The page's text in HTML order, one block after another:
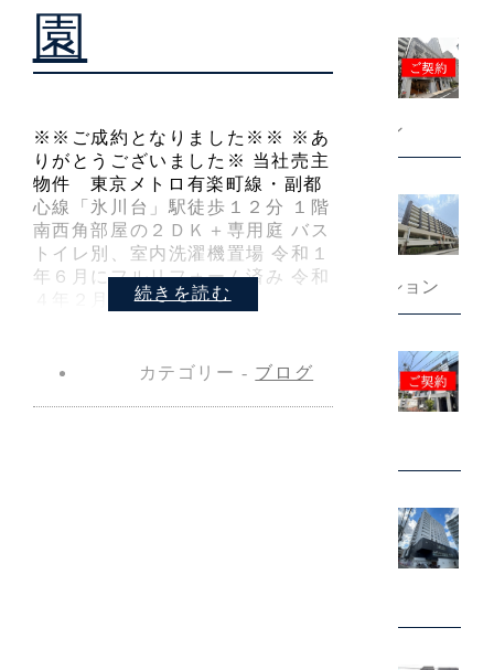
園
※※ご成約となりました※※ ※あ
りがとうございました※ 当社売主
物件 東京メトロ有楽町線・副都
心線「氷川台」駅徒歩１２分 １階
南西角部屋の２ＤＫ＋専用庭 バス
トイレ別、室内洗濯機置場 令和１
年６月にフルリフォーム済み 令和
４年２月……続きを読む
カテゴリー - ブログ
九段アビタシオン
2026年7月25日
鬼怒川温泉マンション